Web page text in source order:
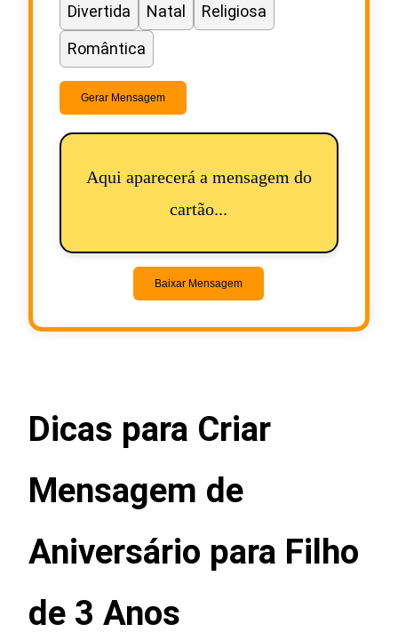
Divertida
Natal
Religiosa
Romântica
Gerar Mensagem
Aqui aparecerá a mensagem do
cartão...
Baixar Mensagem
Dicas para Criar
Mensagem de
Aniversário para Filho
de 3 Anos